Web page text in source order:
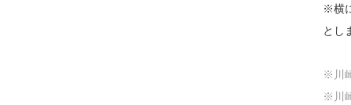
※横
とし
※川
※川